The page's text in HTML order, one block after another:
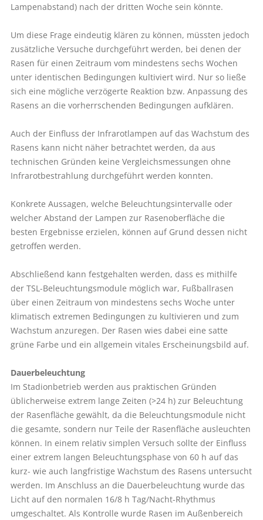
Lampenabstand) nach der dritten Woche sein könnte.
Um diese Frage eindeutig klären zu können, müssten jedoch
zusätzliche Versuche durchgeführt werden, bei denen der
Rasen für einen Zeitraum vom mindestens sechs Wochen
unter identischen Bedingungen kultiviert wird. Nur so ließe
sich eine mögliche verzögerte Reaktion bzw. Anpassung des
Rasens an die vorherrschenden Bedingungen aufklären.
Auch der Einfluss der Infrarotlampen auf das Wachstum des
Rasens kann nicht näher betrachtet werden, da aus
technischen Gründen keine Vergleichsmessungen ohne
Infrarotbestrahlung durchgeführt werden konnten.
Konkrete Aussagen, welche Beleuchtungsintervalle oder
welcher Abstand der Lampen zur Rasenoberfläche die
besten Ergebnisse erzielen, können auf Grund dessen nicht
getroffen werden.
Abschließend kann festgehalten werden, dass es mithilfe
der TSL-Beleuchtungsmodule möglich war, Fußballrasen
über einen Zeitraum von mindestens sechs Woche unter
klimatisch extremen Bedingungen zu kultivieren und zum
Wachstum anzuregen. Der Rasen wies dabei eine satte
grüne Farbe und ein allgemein vitales Erscheinungsbild auf.
Dauerbeleuchtung
Im Stadionbetrieb werden aus praktischen Gründen
üblicherweise extrem lange Zeiten (>24 h) zur Beleuchtung
der Rasenfläche gewählt, da die Beleuchtungsmodule nicht
die gesamte, sondern nur Teile der Rasenfläche ausleuchten
können. In einem relativ simplen Versuch sollte der Einfluss
einer extrem langen Beleuchtungsphase von 60 h auf das
kurz- wie auch langfristige Wachstum des Rasens untersucht
werden. Im Anschluss an die Dauerbeleuchtung wurde das
Licht auf den normalen 16/8 h Tag/Nacht-Rhythmus
umgeschaltet. Als Kontrolle wurde Rasen im Außenbereich